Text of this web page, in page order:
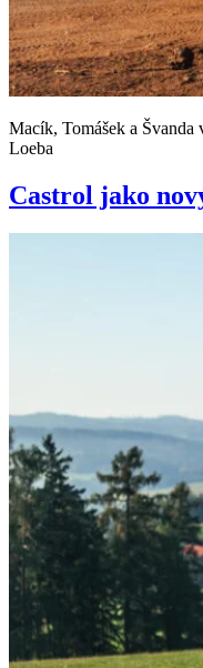
Macík, Tomášek a
Loeba
Castrol jako